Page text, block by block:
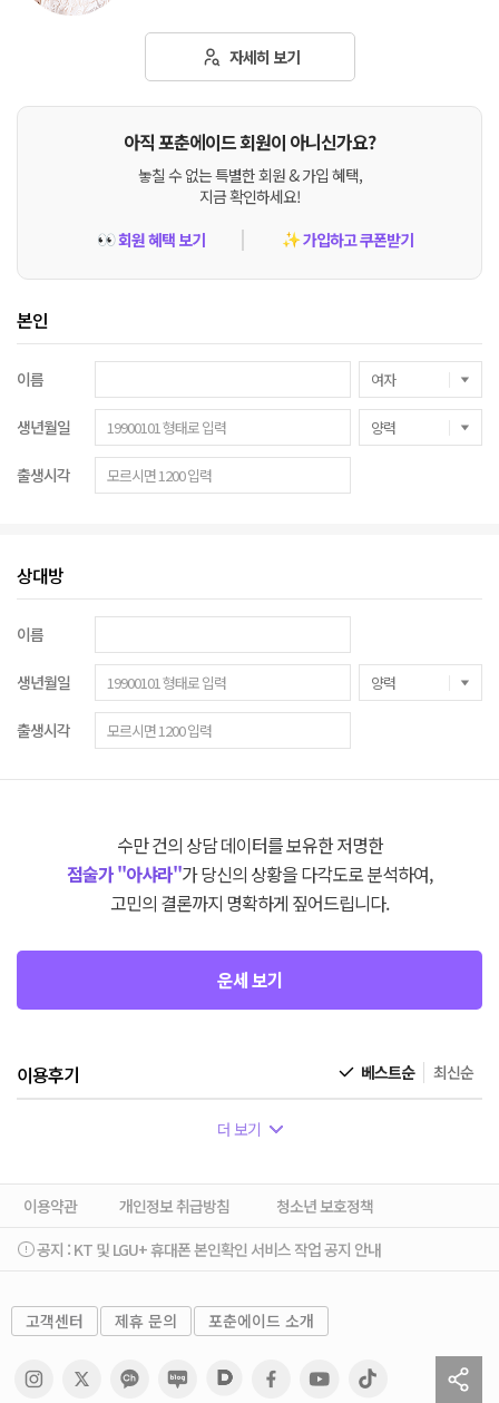
자세히 보기
아직 포춘에이드 회원이 아니신가요?
놓칠 수 없는 특별한 회원 & 가입 혜택,
지금 확인하세요!
👀회원 혜택 보기 ✨가입하고 쿠폰받기
본인
이름
생년월일
출생시각
상대방
이름
생년월일
출생시각
수만 건의 상담 데이터를 보유한 저명한
점술가 "아샤라"가 당신의 상황을 다각도로 분석하여,
고민의 결론까지 명확하게 짚어드립니다.
운세 보기
이용후기 베스트순 최신순
더 보기
이용약관 개인정보 취급방침
청소년 보호정책
공지 : KT 및 LGU+ 휴대폰 본인확인 서비스 작업 공지 안내
고객센터 제휴 문의 포춘에이드 소개